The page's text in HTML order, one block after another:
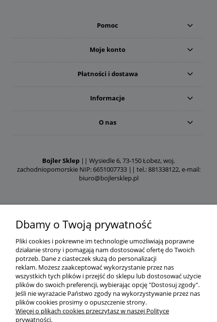
Pomoc
Moje konto
Płatności i dostawa
Informacje
O nas
Bojler Sklep || Wysiedle 6, 73-150 Łobez, woj.
zachodniopomorskie NIP: 6651007733 || tel.: 881338122, e-mail:
biuro@bojlersklep.pl
Dbamy o Twoją prywatność
Pliki cookies i pokrewne im technologie umożliwiają poprawne
działanie strony i pomagają nam dostosować ofertę do Twoich
potrzeb. Dane z ciasteczek służą do personalizacji
reklam. Możesz zaakceptować wykorzystanie przez nas
wszystkich tych plików i przejść do sklepu lub dostosować użycie
plików do swoich preferencji, wybierając opcję "Dostosuj zgody".
Jeśli nie wyrażacie Państwo zgody na wykorzystywanie przez nas
plików cookies prosimy o opuszczenie strony.
Więcej o plikach cookies przeczytasz w naszej Polityce
prywatności.